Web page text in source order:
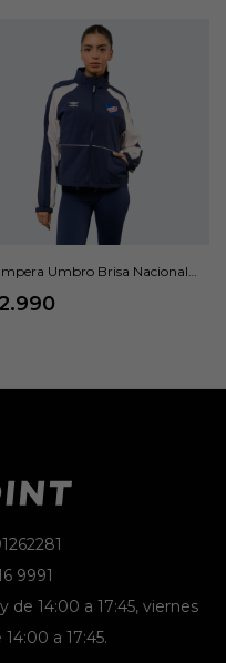
Umbro Brisa Nacional
2.990
9991
de 14:00 a 17:45, viernes
a 17:45.